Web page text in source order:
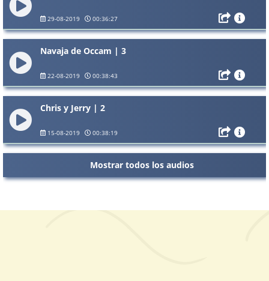
29-08-2019 00:36:27
Navaja de Occam | 3
22-08-2019 00:38:43
Chris y Jerry | 2
15-08-2019 00:38:19
Mostrar todos los audios